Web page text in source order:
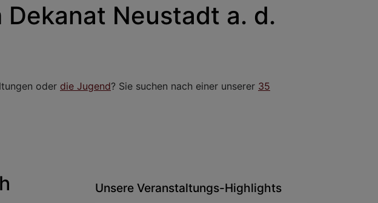
Neustadt a. d.
oder die Jugend? Sie suchen nach einer unserer 35
Unsere Veranstaltungs-Highlights